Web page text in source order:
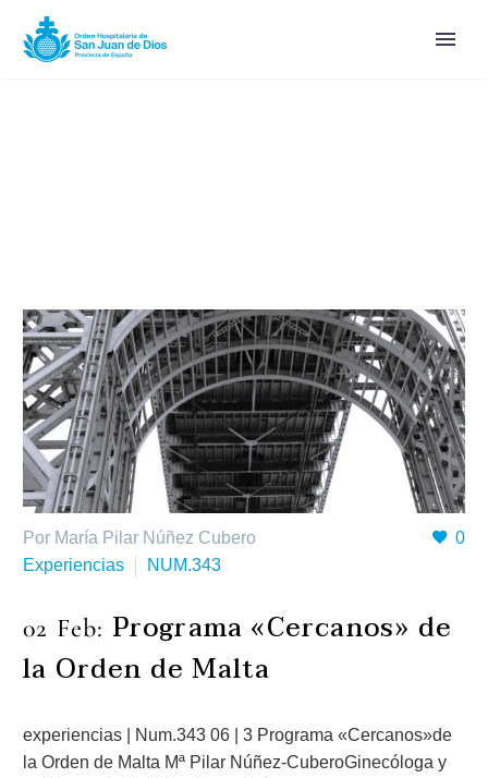
0
Por María Pilar Núñez Cubero
Experiencias
NUM.343
02 Feb: Programa «Cercanos» de
la Orden de Malta
experiencias | Num.343 06 | 3 Programa «Cercanos»de
la Orden de Malta Mª Pilar Núñez-CuberoGinecóloga y